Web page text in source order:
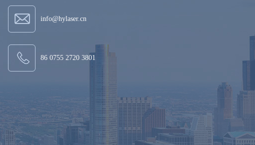
info@hylaser.cn
86 0755 2720 3801